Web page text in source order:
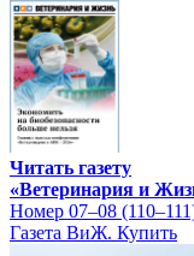
Читать газету
«Ветеринария и
Номер 07–08
Газета ВиЖ. Купить